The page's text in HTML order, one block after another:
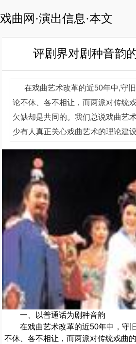
戏曲网·演出信息·本文
评剧界对剧种音韵
在戏曲艺术改革的近50年中,守
论不休、各不相让，而两派对传统
欠缺却是共同的。我们总说戏曲艺
少有人真正关心戏曲艺术的理论建设
一、以普通话为剧种音韵
在戏曲艺术改革的近50年中，守
不休、各不相让，而两派对传统戏曲